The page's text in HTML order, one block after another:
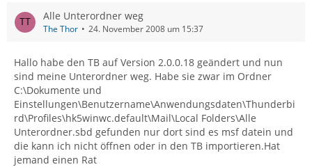
Alle Unterordner weg
The Thor 24. November 2008 um 15:37
Hallo habe den TB auf Version 2.0.0.18 geändert und nun
sind meine Unterordner weg. Habe sie zwar im Ordner
C:\Dokumente und
Einstellungen\Benutzername\Anwendungsdaten\Thunderbi
rd\Profiles\hk5winwc.default\Mail\Local Folders\Alle
Unterordner.sbd gefunden nur dort sind es msf datein und
die kann ich nicht öffnen oder in den TB importieren.Hat
jemand einen Rat